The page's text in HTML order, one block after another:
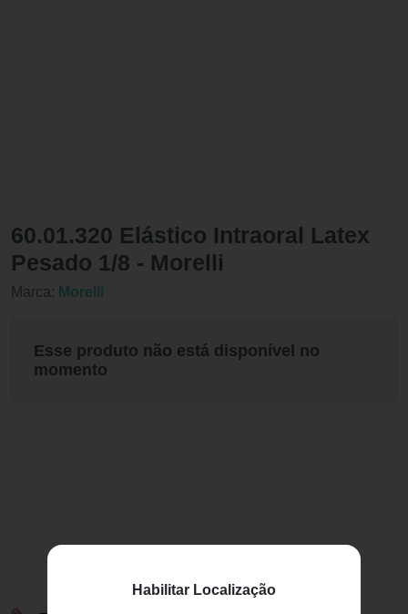
Habilitar Localização
60.01.320 Elástico Intraoral Latex
Pesado 1/8 - Morelli
Marca: Morelli
Esse produto não está disponível no
momento